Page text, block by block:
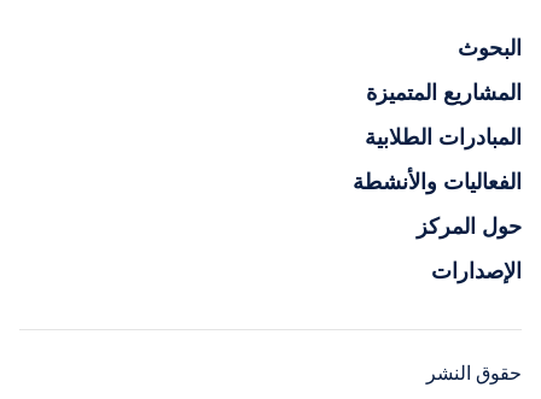
البحوث
المشاريع المتميزة
المبادرات الطلابية
الفعاليات والأنشطة
حول المركز
الإصدارات
حقوق النشر